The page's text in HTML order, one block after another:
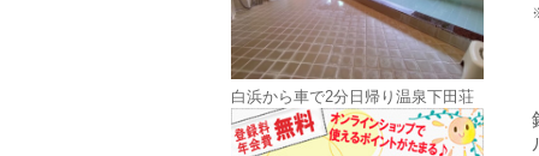
白浜から車で2分日帰り温泉下田荘